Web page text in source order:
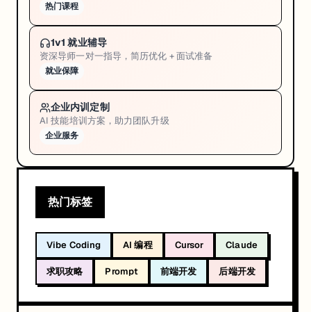
热门课程
1v1 就业辅导
资深导师一对一指导，简历优化 + 面试准备
就业保障
企业内训定制
AI 技能培训方案，助力团队升级
企业服务
热门标签
Vibe Coding AI 编程 Cursor Claude
求职攻略 Prompt 前端开发 后端开发